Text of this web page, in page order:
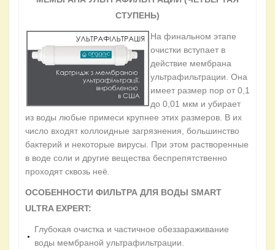
СТУПЕНЬ)
На финальном этапе
очистки вступает в
действие мембрана
ультрафильтрации. Она
имеет размер пор от 0,1
до 0,01 мкм и убирает
из воды любые примеси крупнее этих размеров. В их
число входят коллоидные загрязнения, большинство
бактерий и некоторые вирусы. При этом растворенные
в воде соли и другие вещества беспрепятственно
проходят сквозь неё.
ОСОБЕННОСТИ ФИЛЬТРА ДЛЯ ВОДЫ SMART
ULTRA EXPERT:
Глубокая очистка и частичное обеззараживание
воды мембраной ультрафильтрации.